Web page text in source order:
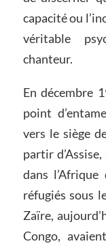
capacité ou
véritable
chanteur.
En décembre
point
vers le siège
partir
dans l’Afrique
réfugiés sous
Zaïre,
Congo,